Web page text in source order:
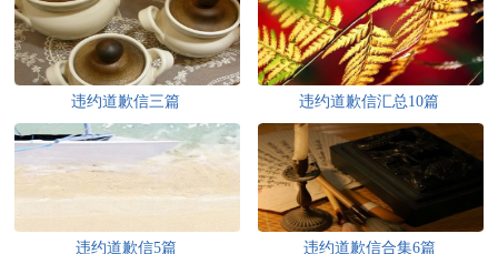
违约道歉信三篇 违约道歉信汇总10篇
违约道歉信5篇 违约道歉信合集6篇